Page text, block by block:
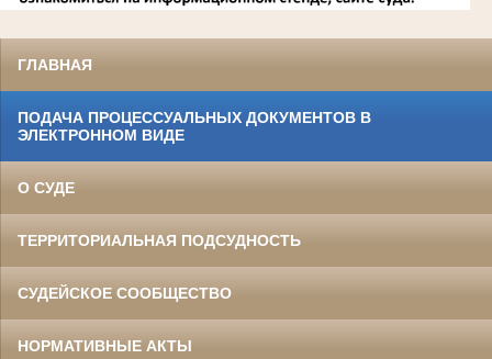
ГЛАВНАЯ
ПОДАЧА ПРОЦЕССУАЛЬНЫХ ДОКУМЕНТОВ В
ЭЛЕКТРОННОМ ВИДЕ
О СУДЕ
ТЕРРИТОРИАЛЬНАЯ ПОДСУДНОСТЬ
СУДЕЙСКОЕ СООБЩЕСТВО
НОРМАТИВНЫЕ АКТЫ